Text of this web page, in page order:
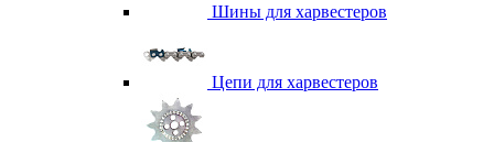
Шины для харвестеров
Цепи для харвестеров